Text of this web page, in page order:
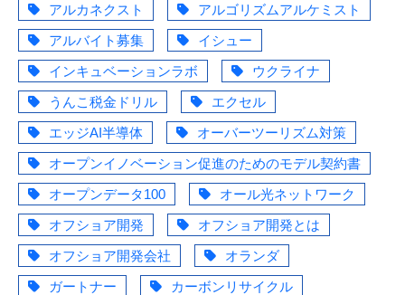
アルカネクスト
アルゴリズムアルケミスト
アルバイト募集
イシュー
インキュベーションラボ
ウクライナ
うんこ税金ドリル
エクセル
エッジAI半導体
オーバーツーリズム対策
オープンイノベーション促進のためのモデル契約書
オープンデータ100
オール光ネットワーク
オフショア開発
オフショア開発とは
オフショア開発会社
オランダ
ガートナー
カーボンリサイクル